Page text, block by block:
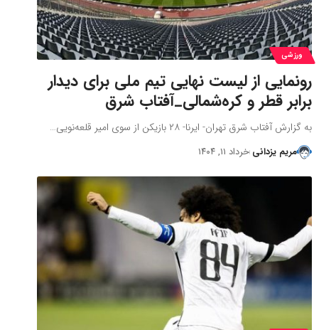
ورزشی
رونمایی از لیست نهایی تیم ملی برای دیدار
برابر قطر و کره‌شمالی_آفتاب شرق
به گزارش آفتاب شرق ​تهران- ایرنا- ۲۸ بازیکن از سوی امیر قلعه‌نویی…
مریم یزدانی خرداد ۱۱, ۱۴۰۴